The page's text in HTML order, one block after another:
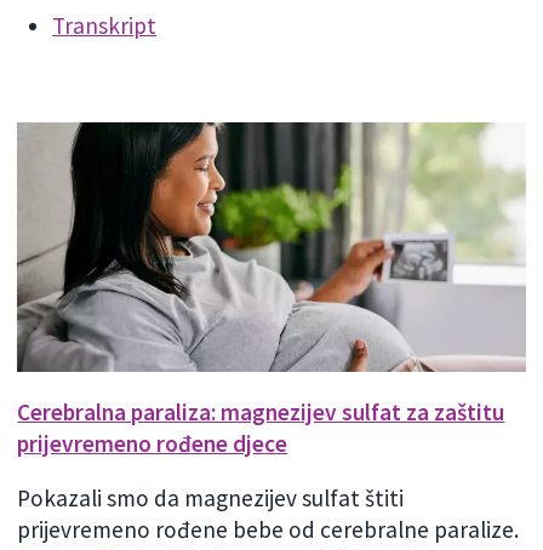
Transkript
Cerebralna paraliza: magnezijev sulfat za zaštitu
prijevremeno rođene djece
Pokazali smo da magnezijev sulfat štiti
prijevremeno rođene bebe od cerebralne paralize.